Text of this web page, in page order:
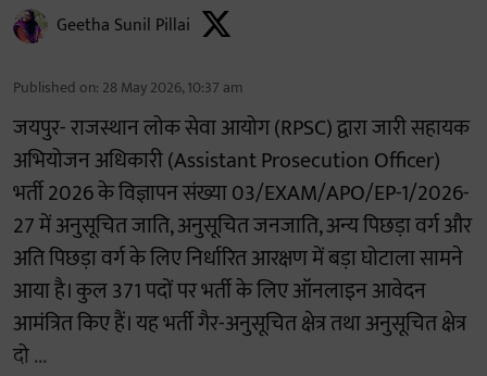
Geetha Sunil Pillai
Published on: 28 May 2026, 10:37 am
जयपुर- राजस्थान लोक सेवा आयोग (RPSC) द्वारा जारी सहायक
अभियोजन अधिकारी (Assistant Prosecution Officer)
भर्ती 2026 के विज्ञापन संख्या 03/EXAM/APO/EP-1/2026-
27 में अनुसूचित जाति, अनुसूचित जनजाति, अन्य पिछड़ा वर्ग और
अति पिछड़ा वर्ग के लिए निर्धारित आरक्षण में बड़ा घोटाला सामने
आया है। कुल 371 पदों पर भर्ती के लिए ऑनलाइन आवेदन
आमंत्रित किए हैं। यह भर्ती गैर-अनुसूचित क्षेत्र तथा अनुसूचित क्षेत्र
दो ...